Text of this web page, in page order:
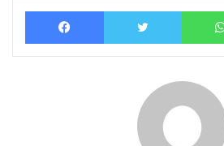
Facebook Twitter